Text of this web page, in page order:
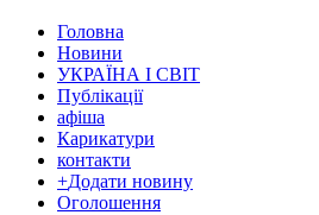
Головна
Новини
УКРАЇНА І СВІТ
Публікації
афіша
Карикатури
контакти
+Додати новину
Оголошення